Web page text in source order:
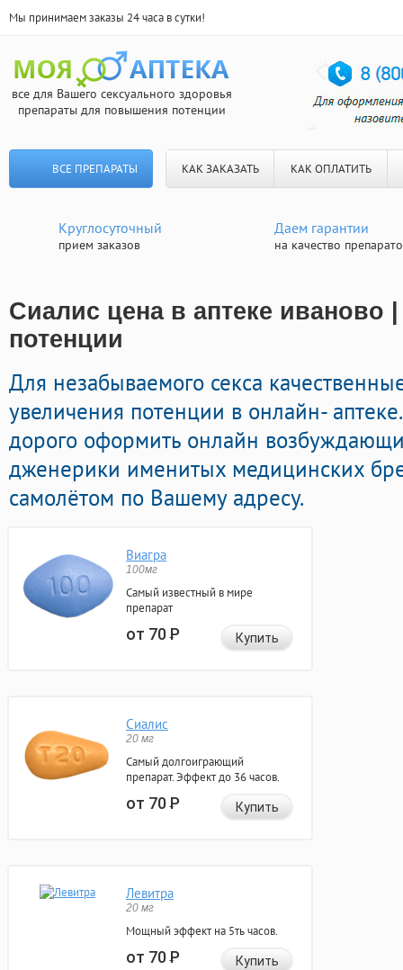
Мы принимаем заказы 24 часа в сутки!
все для Вашего сексуального здоровья
препараты для повышения потенции
ВСЕ ПРЕПАРАТЫ КАК ЗАКАЗАТЬ КАК ОПЛАТИТЬ
Круглосуточный
прием заказов
Даем гарантии
на качество
Сиалис цена в аптеке иваново
потенции
Для незабываемого секса
увеличения потенции в онлайн-
дорого оформить онлайн
дженерики именитых медицинских
самолётом по Вашему адресу.
Виагра
100мг
Самый известный в мире
препарат
от 70Р Купить
Сиалис
20 мг
Самый долгоиграющий
препарат. Эффект до 36 часов.
от 70Р Купить
Левитра
20 мг
Мощный эффект на 5ть часов.
от 70Р Купить